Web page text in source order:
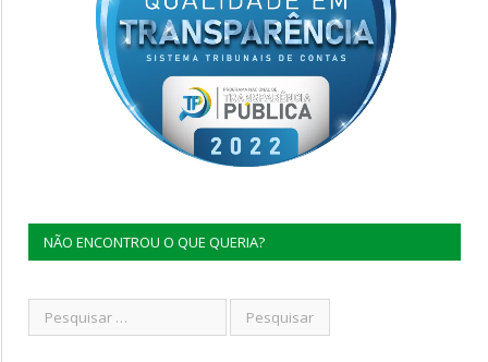
NÃO ENCONTROU O QUE QUERIA?